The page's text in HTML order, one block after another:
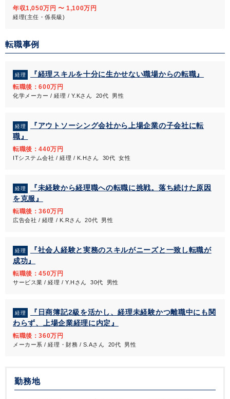
年収1,050万円 〜 1,100万円
経理(主任・係長級)
転職事例
経理 『経理スキルを十分に生かせない職場からの転職』
転職後：600万円
化学メーカー / 経理 / Y.Kさん 20代 男性
経理
『アウトソーシング会社から上場企業の子会社に転
職』
転職後：440万円
ITシステム会社 / 経理 / K.Hさん 30代 女性
経理
『未経験から経理職への転職に挑戦。落ち続けた原因
を克服』
転職後：360万円
広告会社 / 経理 / K.Rさん 20代 男性
経理
『社会人経験と実務のスキルがニーズと一致し転職が
成功』
転職後：450万円
サービス業 / 経理 / Y.Hさん 30代 男性
経理
『日商簿記2級を活かし、経理未経験かつ離職中にも関
わらず、上場企業経理に内定』
転職後：360万円
メーカー系 / 経理・財務 / S.Aさん 20代 男性
勤務地